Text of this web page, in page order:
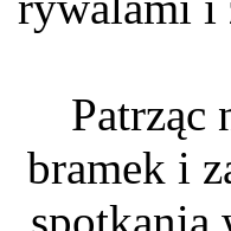
Patrząc
bramek i